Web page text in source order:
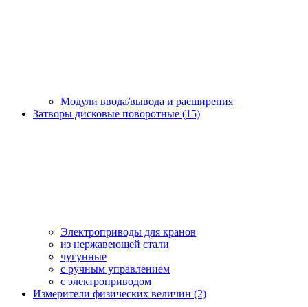
Модули ввода/вывода и расширения
Затворы дисковые поворотные (15)
Электроприводы для кранов
из нержавеющей стали
чугунные
с ручным управлением
c электроприводом
Измерители физических величин (2)